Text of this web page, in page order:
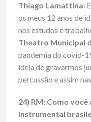
Thiago Lamattina:
os meus 12 anos de
nos estudos e
Theatro Municipal
pandemia do covid-
ideia de gravarmos
percussão e assim
24) RM: Como
instrumental